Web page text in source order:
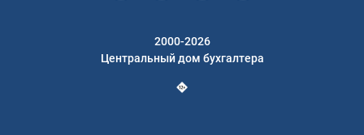
2000-2026
Центральный дом бухгалтера